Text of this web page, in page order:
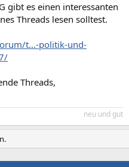
gibt es einen interessanten
Threads lesen solltest.
t...-politik-und-
Threads,
neu und gut